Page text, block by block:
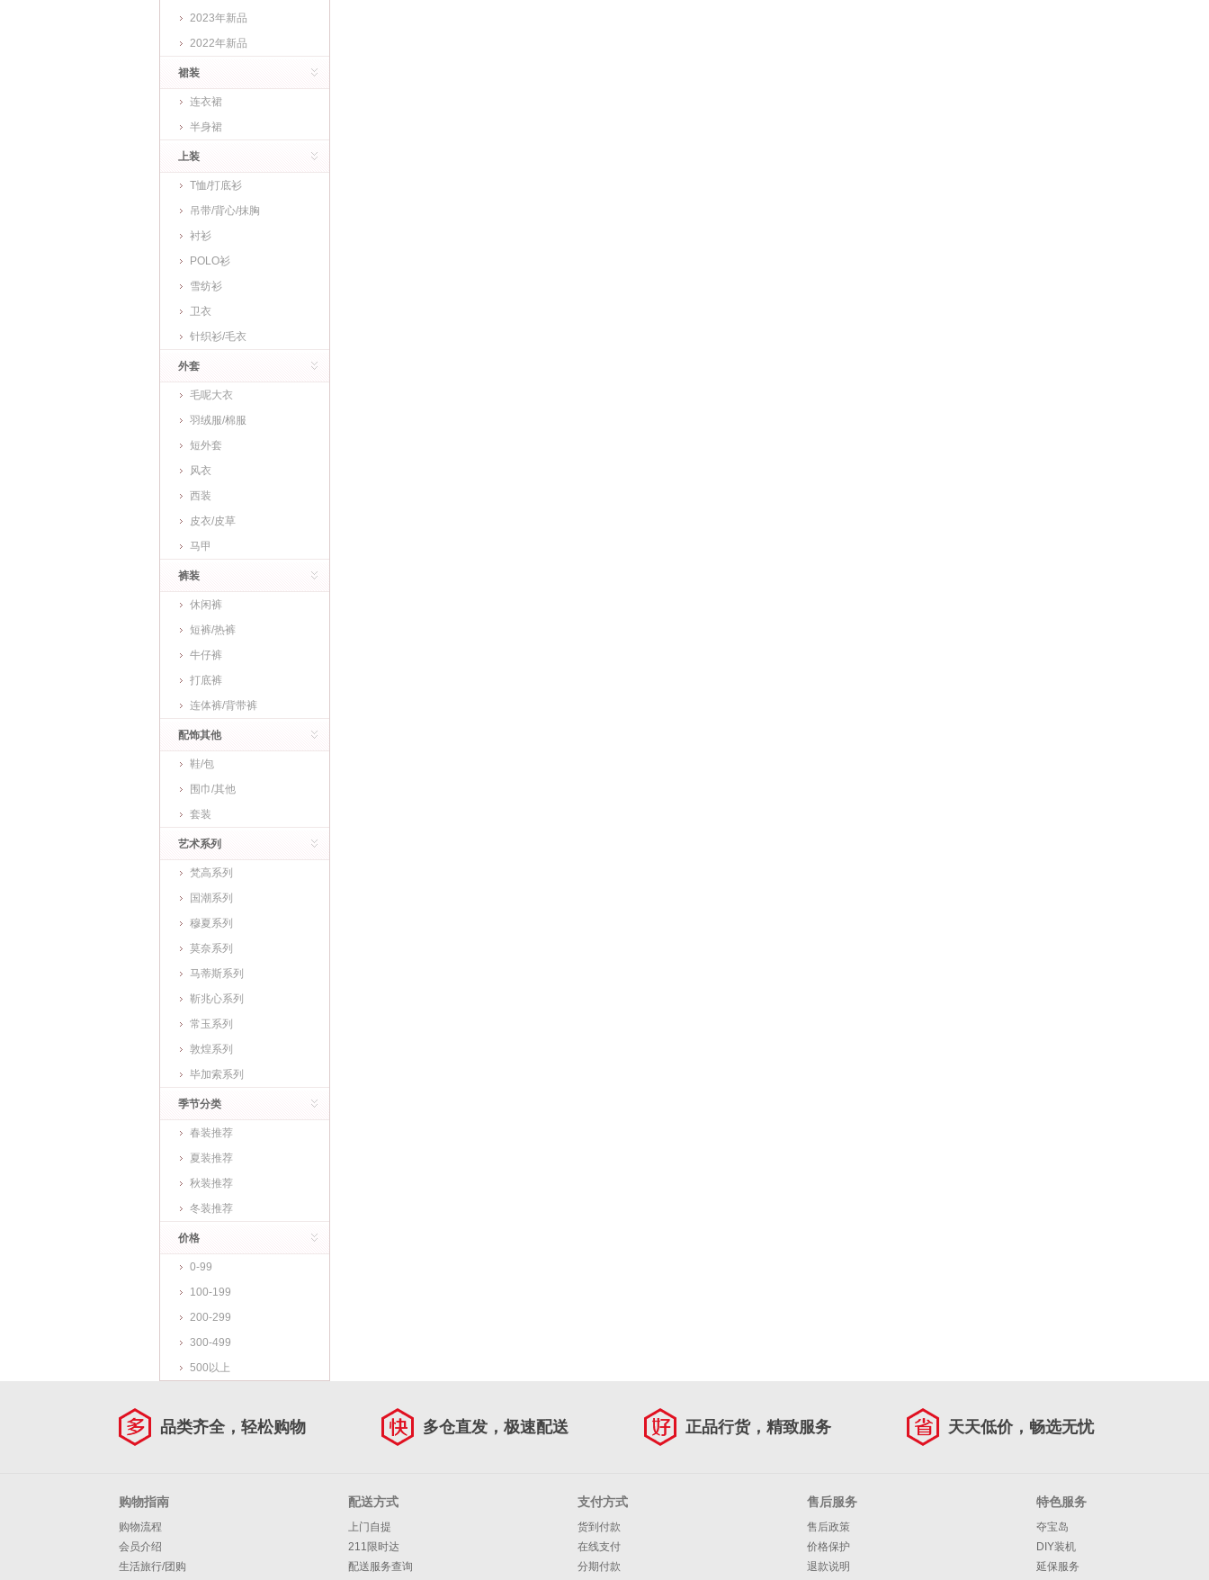
2023年新品
2022年新品
裙装
连衣裙
半身裙
上装
T恤/打底衫
吊带/背心/抹胸
衬衫
POLO衫
雪纺衫
卫衣
针织衫/毛衣
外套
毛呢大衣
羽绒服/棉服
短外套
风衣
西装
皮衣/皮草
马甲
裤装
休闲裤
短裤/热裤
牛仔裤
打底裤
连体裤/背带裤
配饰其他
鞋/包
围巾/其他
套装
艺术系列
梵高系列
国潮系列
穆夏系列
莫奈系列
马蒂斯系列
靳兆心系列
常玉系列
敦煌系列
毕加索系列
季节分类
春装推荐
夏装推荐
秋装推荐
冬装推荐
价格
0-99
100-199
200-299
300-499
500以上
品类齐全，轻松购物 多仓直发，极速配送 正品行货，精致服务 天天低价，畅选无忧
购物指南
购物流程
会员介绍
生活旅行/团购
配送方式
上门自提
211限时达
配送服务查询
支付方式
货到付款
在线支付
分期付款
售后服务
售后政策
价格保护
退款说明
特色服务
夺宝岛
DIY装机
延保服务